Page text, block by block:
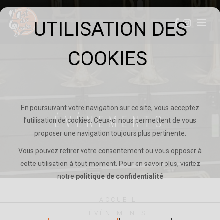
ÉVÈNEMENTS
UTILISATION DES
COOKIES
En poursuivant votre navigation sur ce site, vous acceptez
l’utilisation de cookies. Ceux-ci nous permettent de vous
proposer une navigation toujours plus pertinente.
Vous pouvez retirer votre consentement ou vous opposer à
cette utilisation à tout moment. Pour en savoir plus, visitez
notre politique de confidentialité